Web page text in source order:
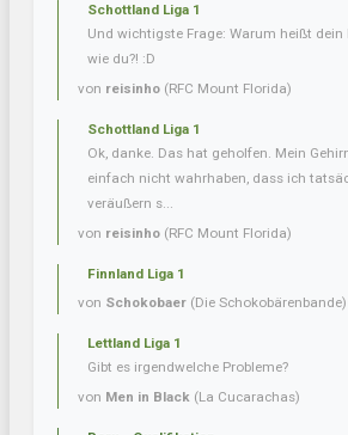
Schottland Liga 1
Und wichtigste Frage: Warum heißt dein
wie du?! :D
von reisinho (RFC Mount Florida)
Schottland Liga 1
Ok, danke. Das hat geholfen. Mein
einfach nicht wahrhaben, dass ich
veräußern s...
von reisinho (RFC Mount Florida)
Finnland Liga 1
von Schokobaer (Die Schokobärenbande)
Lettland Liga 1
Gibt es irgendwelche Probleme?
von Men in Black (La Cucarachas)